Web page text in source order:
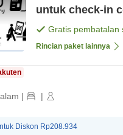
untuk check-in
Gratis pembatalan
Rincian paket lainnya
| |
Diskon Rp208.934